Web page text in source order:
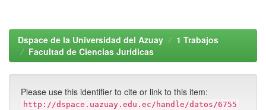
Dspace de la Universidad del Azuay
1 Trabajos
Facultad de Ciencias Jurídicas
Please use this identifier to cite or link to this item:
http://dspace.uazuay.edu.ec/handle/datos/6755